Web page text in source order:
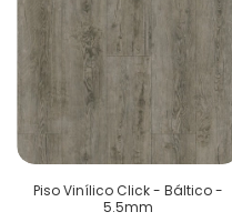
Piso Vinílico Click - Báltico -
5.5mm